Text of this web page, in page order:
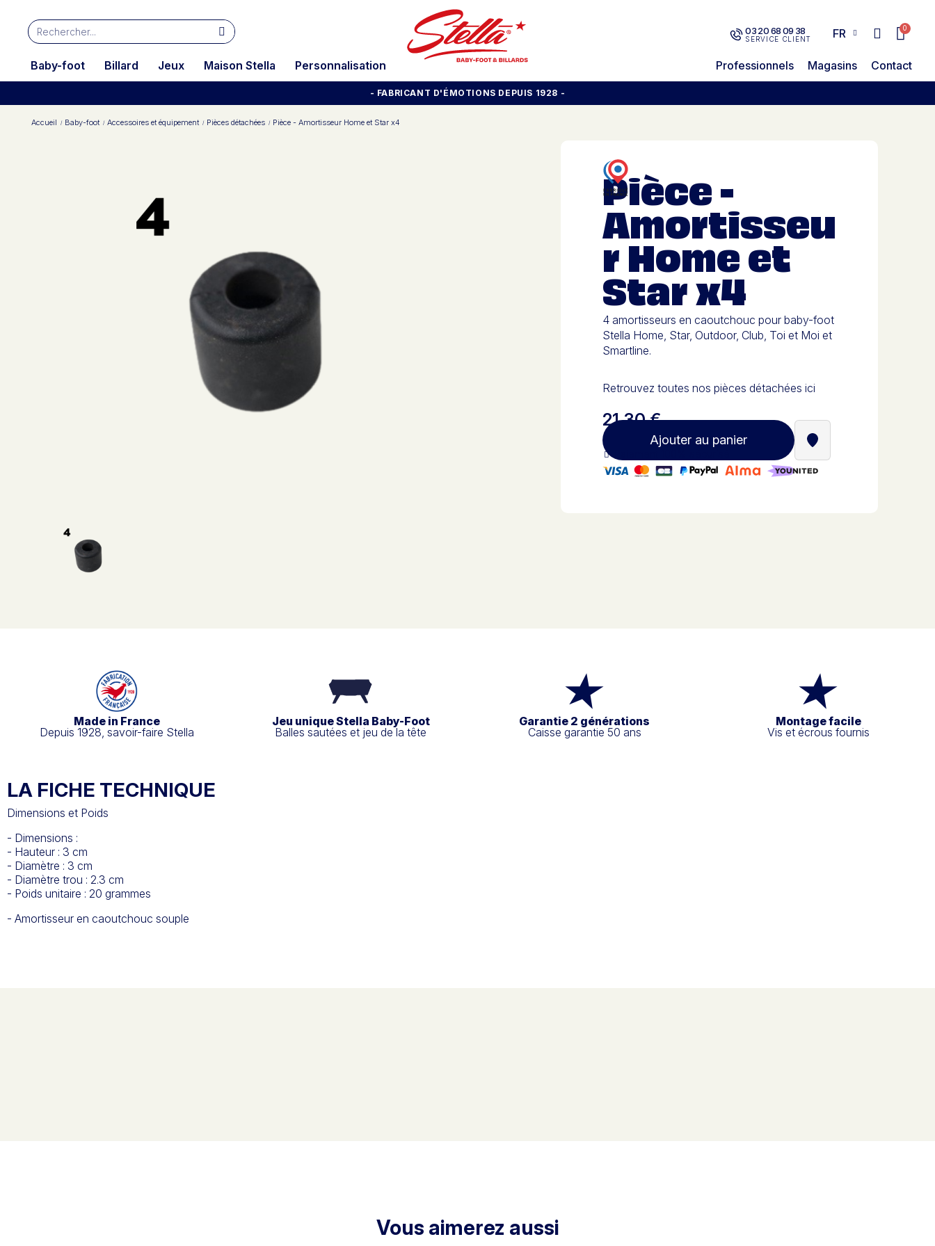
03 20 68 09 38
SERVICE CLIENT FR
Baby-foot Billard Jeux Maison Stella Personnalisation Professionnels Magasins Contact
- FABRICANT D'ÉMOTIONS DEPUIS 1928 -
Accueil Baby-foot Accessoires et équipement Pièces détachées Pièce - Amortisseur Home et Star x4
Pièce -
Amortisseu
r Home et
Star x4
4 amortisseurs en caoutchouc pour baby-foot
Stella Home, Star, Outdoor, Club, Toi et Moi et
Smartline.
Retrouvez toutes nos pièces détachées ici
21,30 €
Ajouter au panier Trouver un revendeur
Paiement 100% sécurisé
Made in France
Depuis 1928, savoir-faire Stella
Jeu unique Stella Baby-Foot
Balles sautées et jeu de la tête
Garantie 2 générations
Caisse garantie 50 ans
Montage facile
Vis et écrous fournis
LA FICHE TECHNIQUE
Dimensions et Poids
- Dimensions :
- Hauteur : 3 cm
- Diamètre : 3 cm
- Diamètre trou : 2.3 cm
- Poids unitaire : 20 grammes
- Amortisseur en caoutchouc souple
Vous aimerez aussi